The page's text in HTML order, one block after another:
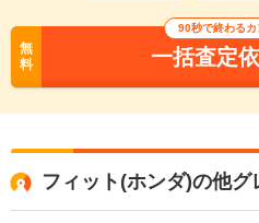
無
料
90秒で終わるカ
一括査定
フィット(ホンダ)の他